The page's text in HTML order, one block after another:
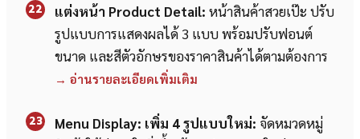
22 แต่งหน้า Product Detail: หน้าสินค้าสวยเป๊ะ ปรับ
รูปแบบการแสดงผลได้ 3 แบบ พร้อมปรับฟอนต์
ขนาด และสีตัวอักษรของราคาสินค้าได้ตามต้องการ
→ อ่านรายละเอียดเพิ่มเติม
23 Menu Display: เพิ่ม 4 รูปแบบใหม่: จัดหมวดหมู่